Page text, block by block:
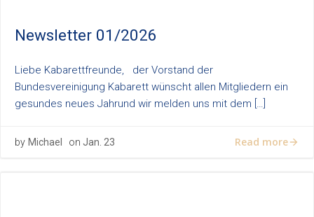
Newsletter 01/2026
Liebe Kabarettfreunde, der Vorstand der
Bundesvereinigung Kabarett wünscht allen Mitgliedern ein
gesundes neues Jahrund wir melden uns mit dem […]
by Michael on Jan. 23 Read more